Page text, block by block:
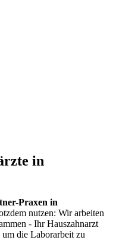
in
Praxen in
nutzen: Wir arbeiten
- Ihr Hauszahnarzt
die Laborarbeit zu